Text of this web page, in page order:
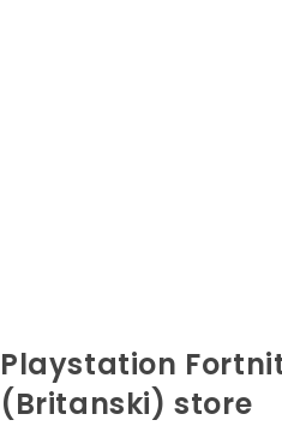
Playstation
(Britanski) store